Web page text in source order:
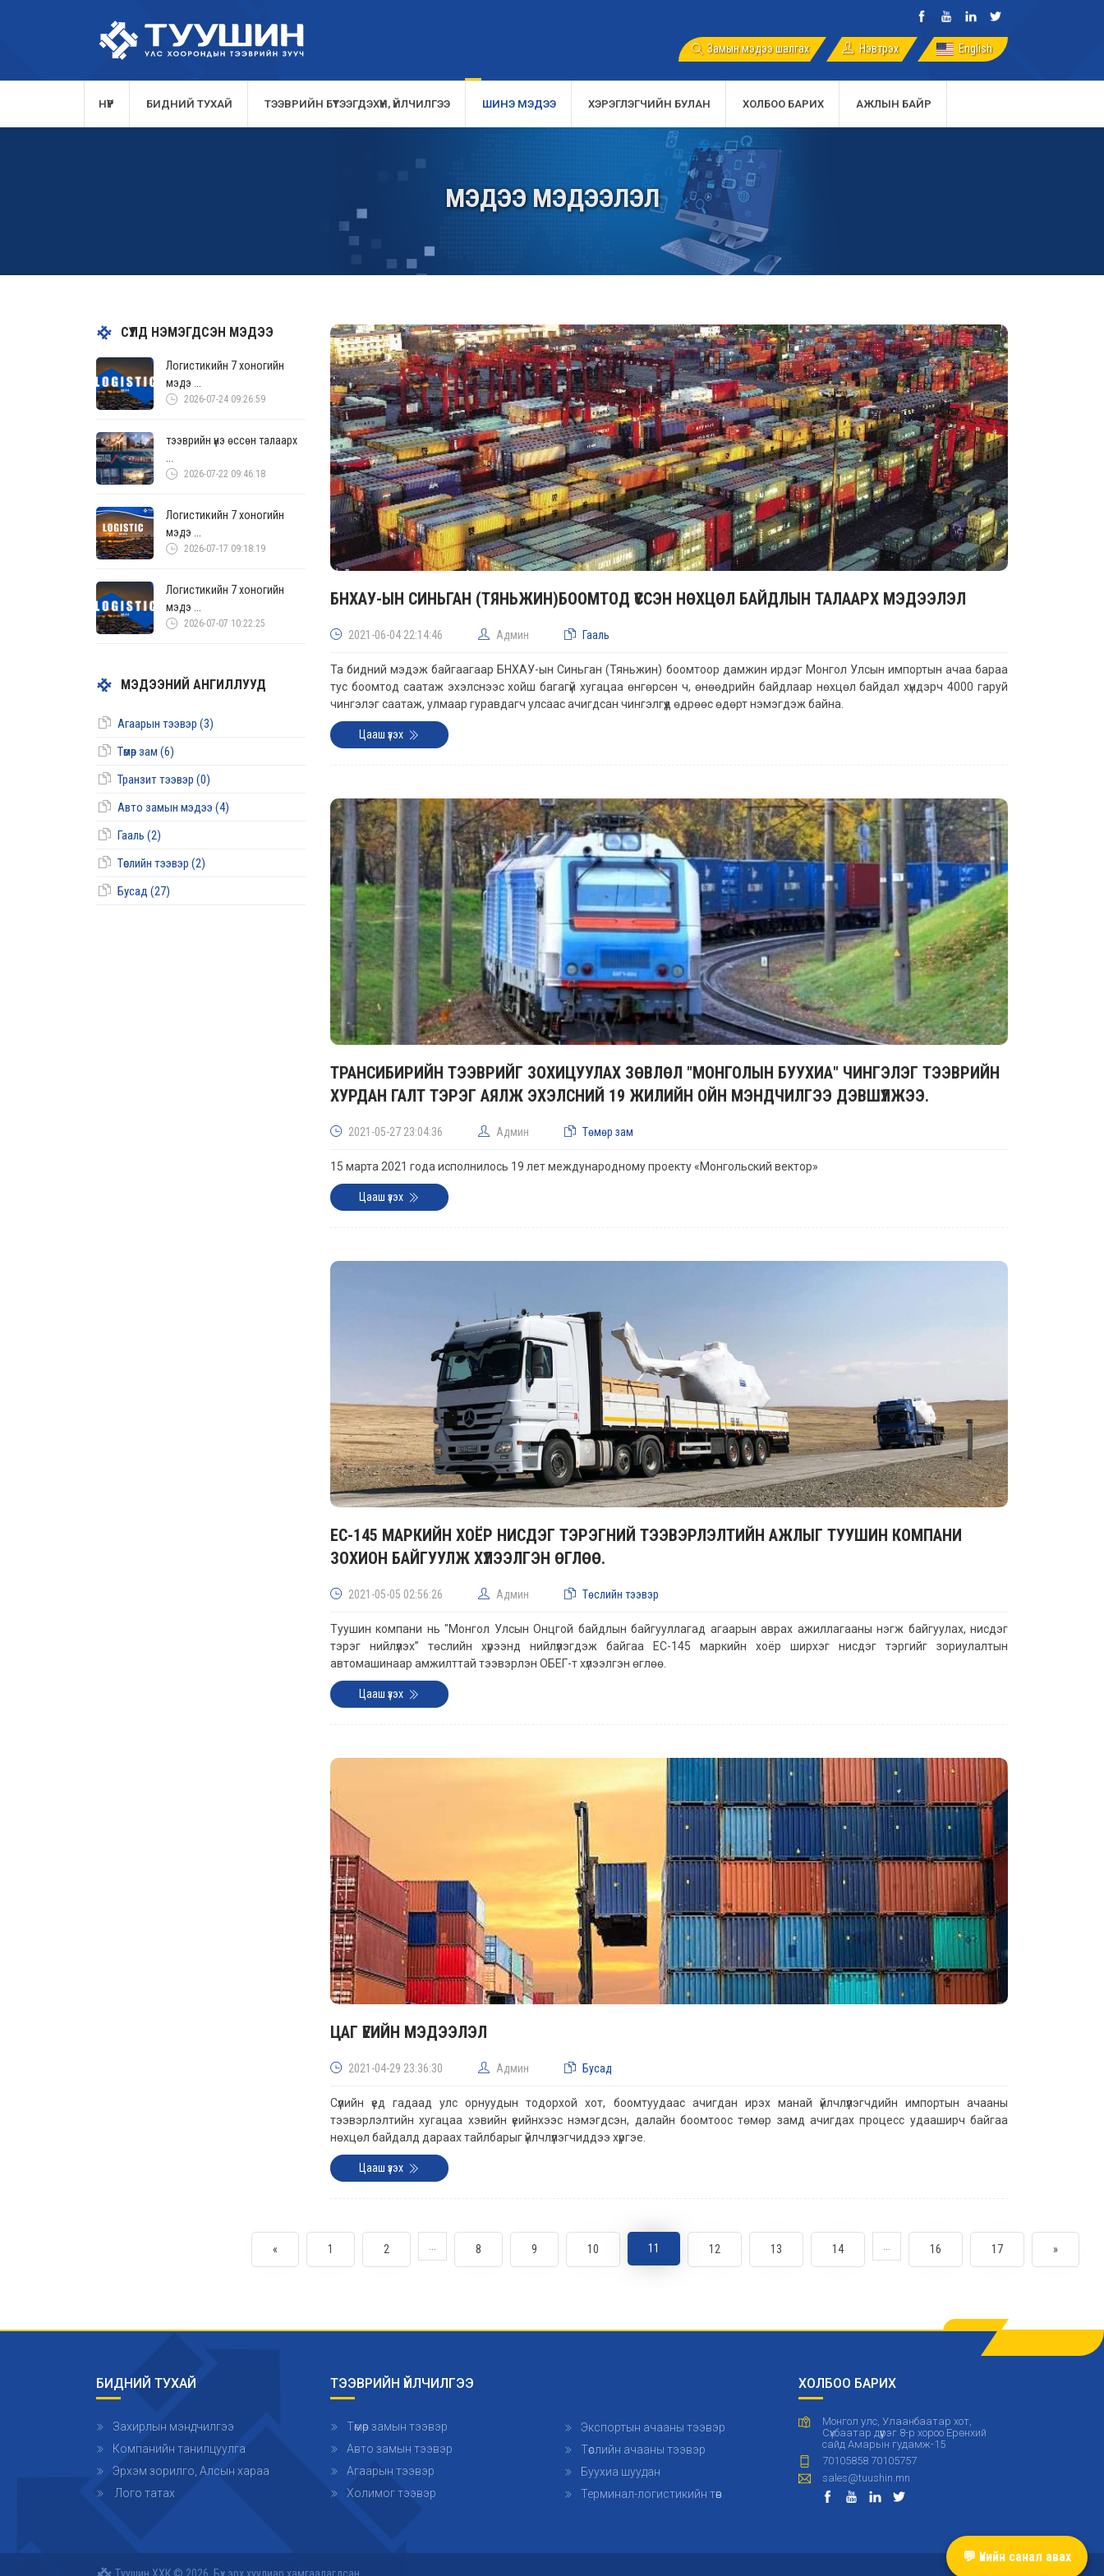
Замын мэдээ шалгах Нэвтрэх English
НҮҮР БИДНИЙ ТУХАЙ ТЭЭВРИЙН БҮТЭЭГДЭХҮҮН, ҮЙЛЧИЛГЭЭ ШИНЭ МЭДЭЭ ХЭРЭГЛЭГЧИЙН БУЛАН ХОЛБОО БАРИХ АЖЛЫН БАЙР
МЭДЭЭ МЭДЭЭЛЭЛ
СҮҮЛД НЭМЭГДСЭН МЭДЭЭ
Логистикийн 7 хоногийн
мэдэ ...
2026-07-24 09:26:59
тээврийн үнэ өссөн талаарх
2026-07-22 09:46:18
Логистикийн 7 хоногийн
мэдэ ...
2026-07-17 09:18:19
Логистикийн 7 хоногийн
мэдэ ...
2026-07-07 10:22:25
МЭДЭЭНИЙ АНГИЛЛУУД
Агаарын тээвэр (3)
Төмөр зам (6)
Транзит тээвэр (0)
Авто замын мэдээ (4)
Гааль (2)
Төслийн тээвэр (2)
Бусад (27)
БНХАУ-ЫН СИНЬГАН (ТЯНЬЖИН)БООМТОД ҮҮССЭН НӨХЦӨЛ БАЙДЛЫН ТАЛААРХ МЭДЭЭЛЭЛ
2021-06-04 22:14:46 Админ Гааль
Та бидний мэдэж байгаагаар БНХАУ-ын Синьган (Тяньжин) боомтоор дамжин ирдэг Монгол Улсын импортын ачаа бараа
тус боомтод саатаж эхэлснээс хойш багагүй хугацаа өнгөрсөн ч, өнөөдрийн байдлаар нөхцөл байдал хүндэрч 4000 гаруй
чингэлэг саатаж, улмаар гуравдагч улсаас ачигдсан чингэлгүүд өдрөөс өдөрт нэмэгдэж байна.
Цааш үзэх
ТРАНСИБИРИЙН ТЭЭВРИЙГ ЗОХИЦУУЛАХ ЗӨВЛӨЛ "МОНГОЛЫН БУУХИА" ЧИНГЭЛЭГ ТЭЭВРИЙН
ХУРДАН ГАЛТ ТЭРЭГ АЯЛЖ ЭХЭЛСНИЙ 19 ЖИЛИЙН ОЙН МЭНДЧИЛГЭЭ ДЭВШҮҮЛЖЭЭ.
2021-05-27 23:04:36 Админ Төмөр зам
15 марта 2021 года исполнилось 19 лет международному проекту «Монгольский вектор»
Цааш үзэх
EC-145 МАРКИЙН ХОЁР НИСДЭГ ТЭРЭГНИЙ ТЭЭВЭРЛЭЛТИЙН АЖЛЫГ ТУУШИН КОМПАНИ
ЗОХИОН БАЙГУУЛЖ ХҮЛЭЭЛГЭН ӨГЛӨӨ.
2021-05-05 02:56:26 Админ Төслийн тээвэр
Туушин компани нь "Монгол Улсын Онцгой байдлын байгууллагад агаарын аврах ажиллагааны нэгж байгуулах, нисдэг
тэрэг нийлүүлэх” төслийн хүрээнд нийлүүлэгдэж байгаа EC-145 маркийн хоёр ширхэг нисдэг тэргийг зориулалтын
автомашинаар амжилттай тээвэрлэн ОБЕГ-т хүлээлгэн өглөө.
Цааш үзэх
ЦАГ ҮЕИЙН МЭДЭЭЛЭЛ
2021-04-29 23:36:30 Админ Бусад
Сүүлийн үед гадаад улс орнуудын тодорхой хот, боомтуудаас ачигдан ирэх манай үйлчлүүлэгчдийн импортын ачааны
тээвэрлэлтийн хугацаа хэвийн үеийнхээс нэмэгдсэн, далайн боомтоос төмөр замд ачигдах процесс удааширч байгаа
нөхцөл байдалд дараах тайлбарыг үйлчлүүлэгчиддээ хүргэе.
Цааш үзэх
« 1 2 8 9 10 11 12 13 14 16 17 »
БИДНИЙ ТУХАЙ
Захирлын мэндчилгээ
Компанийн танилцуулга
Эрхэм зорилго, Алсын хараа
Лого татах
ТЭЭВРИЙН ҮЙЛЧИЛГЭЭ
Төмөр замын тээвэр
Авто замын тээвэр
Агаарын тээвэр
Холимог тээвэр
Экспортын ачааны тээвэр
Төслийн ачааны тээвэр
Буухиа шуудан
Терминал-логистикийн төв
ХОЛБОО БАРИХ
Монгол улс, Улаанбаатар хот,
Сүхбаатар дүүрэг 8-р хороо Ерөнхий
сайд Амарын гудамж-15
70105858 70105757
sales@tuushin.mn
💬 Үнийн санал авах